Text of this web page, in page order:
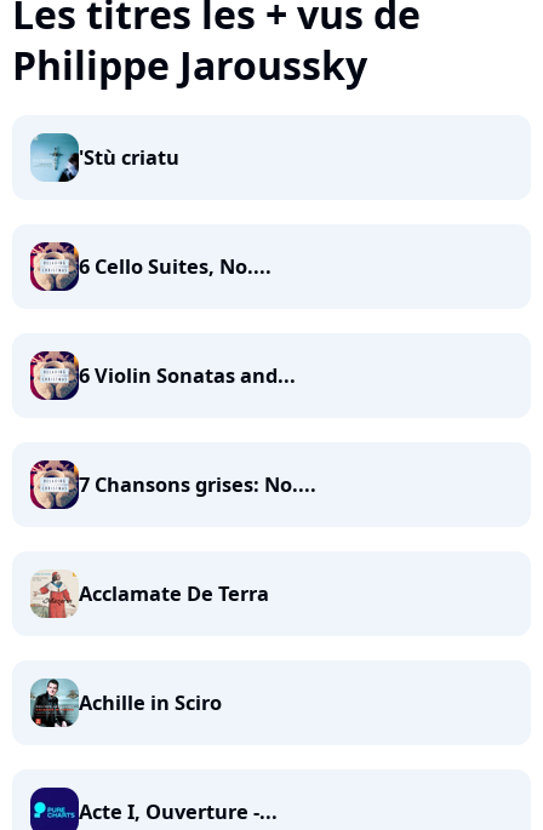
Les titres les + vus de
Philippe Jaroussky
'Stù criatu
6 Cello Suites, No....
6 Violin Sonatas and...
7 Chansons grises: No....
Acclamate De Terra
Achille in Sciro
Acte I, Ouverture -...